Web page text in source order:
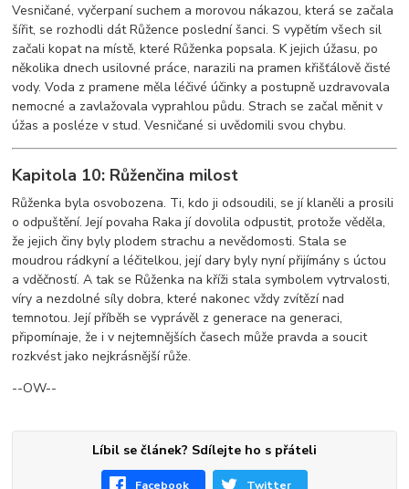
Vesničané, vyčerpaní suchem a morovou nákazou, která se začala
šířit, se rozhodli dát Růžence poslední šanci. S vypětím všech sil
začali kopat na místě, které Růženka popsala. K jejich úžasu, po
několika dnech usilovné práce, narazili na pramen křišťálově čisté
vody. Voda z pramene měla léčivé účinky a postupně uzdravovala
nemocné a zavlažovala vyprahlou půdu. Strach se začal měnit v
úžas a posléze v stud. Vesničané si uvědomili svou chybu.
Kapitola 10: Růženčina milost
Růženka byla osvobozena. Ti, kdo ji odsoudili, se jí klaněli a prosili
o odpuštění. Její povaha Raka jí dovolila odpustit, protože věděla,
že jejich činy byly plodem strachu a nevědomosti. Stala se
moudrou rádkyní a léčitelkou, její dary byly nyní přijímány s úctou
a vděčností. A tak se Růženka na kříži stala symbolem vytrvalosti,
víry a nezdolné síly dobra, které nakonec vždy zvítězí nad
temnotou. Její příběh se vyprávěl z generace na generaci,
připomínaje, že i v nejtemnějších časech může pravda a soucit
rozkvést jako nejkrásnější růže.
--OW--
Líbil se článek? Sdílejte ho s přáteli
Facebook Twitter